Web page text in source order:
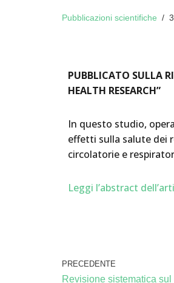
Pubblicazioni scientifiche
PUBBLICATO SULLA
HEALTH RESEARCH”
In questo studio,
effetti sulla salute dei
circolatorie e
Leggi l’abstract
PRECEDENTE
Revisione sistematica